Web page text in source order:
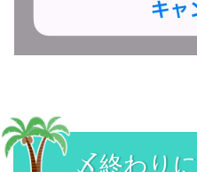
〆終わりに